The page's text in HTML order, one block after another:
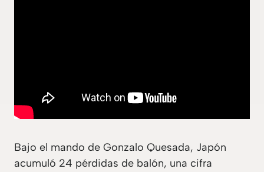
Bajo el mando de Gonzalo Quesada, Japón
acumuló 24 pérdidas de balón, una cifra